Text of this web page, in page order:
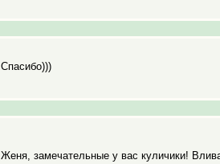
Спасибо)))
Женя, замечательные у вас куличики!